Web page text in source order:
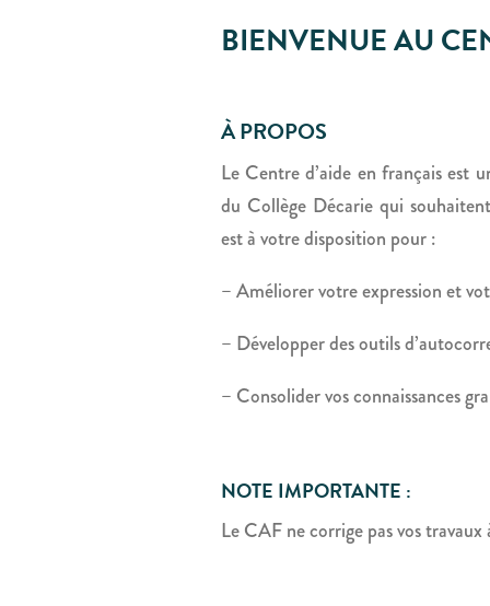
BIENVENUE AU
À PROPOS
Le Centre d’aide en français est
du Collège Décarie qui
est à votre disposition pour :
– Améliorer votre expression et
– Développer des outils
– Consolider vos connaissances
NOTE IMPORTANTE :
Le CAF ne corrige pas vos travaux